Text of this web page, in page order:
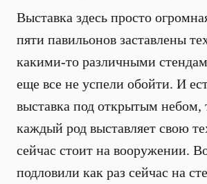
Выставка здесь просто
пяти павильонов заставлены
какими-то различными
еще все не успели обойти. И
выставка под открытым небом,
каждый род выставляет свою
сейчас стоит на вооружении.
подловили как раз сейчас на